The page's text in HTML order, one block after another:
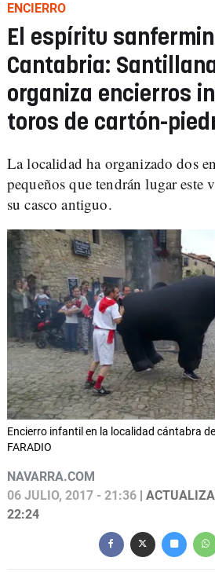
ENCIERRO
El espíritu
Cantabria:
organiza encierros
toros de cartón-
La localidad ha organizado dos
pequeños que tendrán lugar este
su casco antiguo.
Encierro infantil en la localidad cántabra
FARADIO
NAVARRA.COM
06 JULIO, 2017 - 21:36 |
22:24